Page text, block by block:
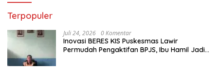
Terpopuler
Juli 24, 2026 0 Komentar
Inovasi BERES KIS Puskesmas Lawir
Permudah Pengaktifan BPJS, Ibu Hamil Jadi